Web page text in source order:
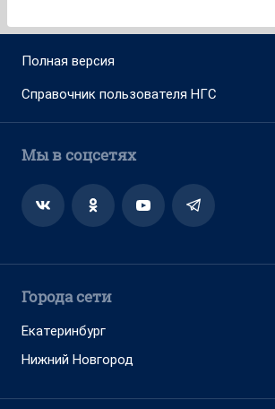
Полная версия
Справочник пользователя НГС
Мы в соцсетях
Города сети
Екатеринбург
Нижний Новгород